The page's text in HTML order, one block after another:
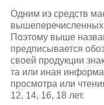
Одним из средств
вышеперечисленных
Поэтому выше
предписывается
своей продукции
та или иная
просмотра или
12, 14, 16, 18 лет.